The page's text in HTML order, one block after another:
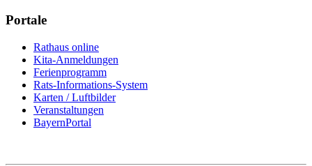
Portale
Rathaus online
Kita-Anmeldungen
Ferienprogramm
Rats-Informations-System
Karten / Luftbilder
Veranstaltungen
BayernPortal